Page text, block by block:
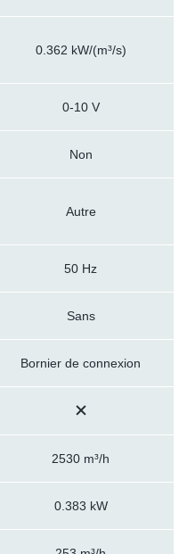
0.362 kW/(m³/s)
0-10 V
Non
Autre
50 Hz
Sans
Bornier de connexion
2530 m³/h
0.383 kW